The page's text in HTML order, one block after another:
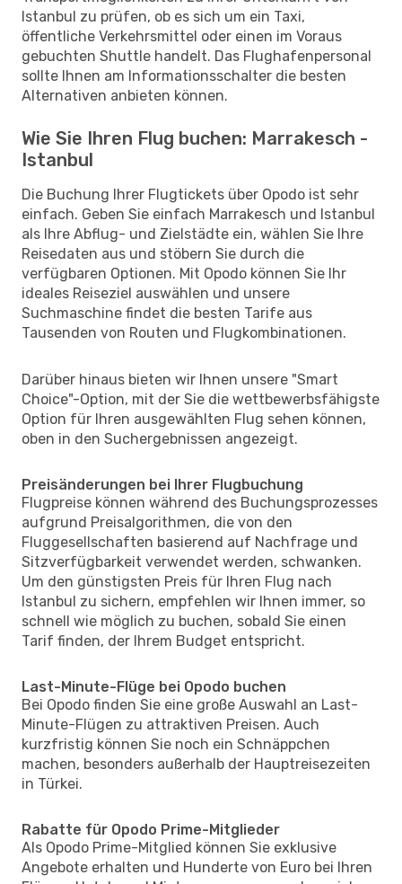
Istanbul zu prüfen, ob es sich um ein Taxi,
öffentliche Verkehrsmittel oder einen im Voraus
gebuchten Shuttle handelt. Das Flughafenpersonal
sollte Ihnen am Informationsschalter die besten
Alternativen anbieten können.
Wie Sie Ihren Flug buchen: Marrakesch -
Istanbul
Die Buchung Ihrer Flugtickets über Opodo ist sehr
einfach. Geben Sie einfach Marrakesch und Istanbul
als Ihre Abflug- und Zielstädte ein, wählen Sie Ihre
Reisedaten aus und stöbern Sie durch die
verfügbaren Optionen. Mit Opodo können Sie Ihr
ideales Reiseziel auswählen und unsere
Suchmaschine findet die besten Tarife aus
Tausenden von Routen und Flugkombinationen.
Darüber hinaus bieten wir Ihnen unsere "Smart
Choice"-Option, mit der Sie die wettbewerbsfähigste
Option für Ihren ausgewählten Flug sehen können,
oben in den Suchergebnissen angezeigt.
Preisänderungen bei Ihrer Flugbuchung
Flugpreise können während des Buchungsprozesses
aufgrund Preisalgorithmen, die von den
Fluggesellschaften basierend auf Nachfrage und
Sitzverfügbarkeit verwendet werden, schwanken.
Um den günstigsten Preis für Ihren Flug nach
Istanbul zu sichern, empfehlen wir Ihnen immer, so
schnell wie möglich zu buchen, sobald Sie einen
Tarif finden, der Ihrem Budget entspricht.
Last-Minute-Flüge bei Opodo buchen
Bei Opodo finden Sie eine große Auswahl an Last-
Minute-Flügen zu attraktiven Preisen. Auch
kurzfristig können Sie noch ein Schnäppchen
machen, besonders außerhalb der Hauptreisezeiten
in Türkei.
Rabatte für Opodo Prime-Mitglieder
Als Opodo Prime-Mitglied können Sie exklusive
Angebote erhalten und Hunderte von Euro bei Ihren